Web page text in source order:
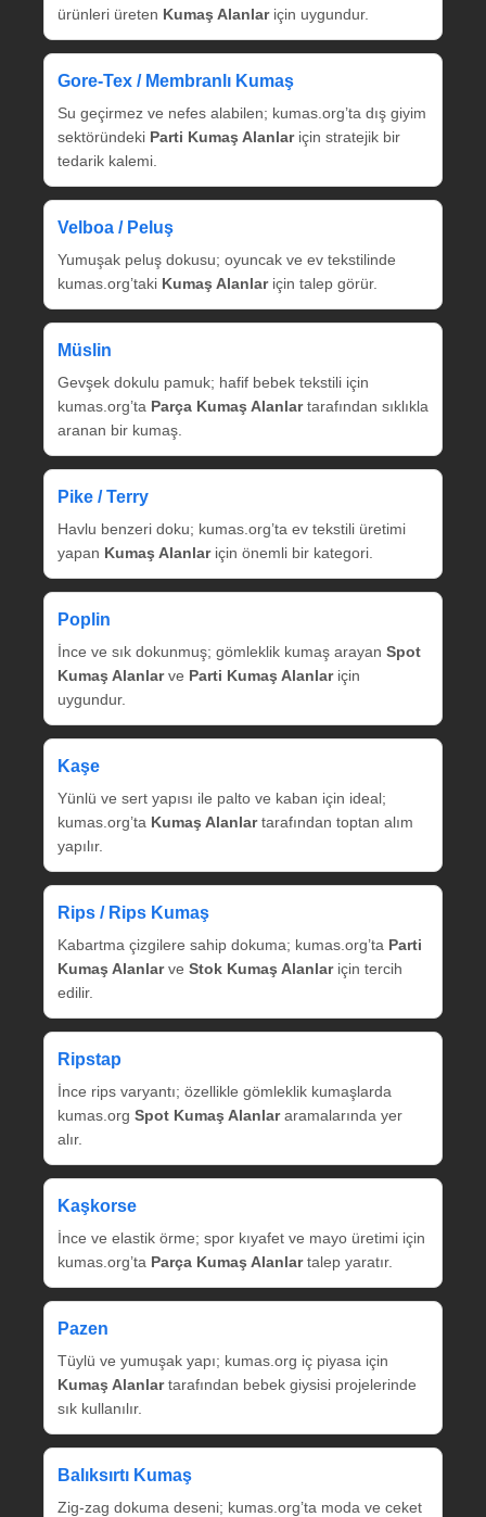
ürünleri üreten Kumaş Alanlariçin uygundur.
Gore‑Tex / Membranlı Kumaş
Su geçirmez ve nefes alabilen; kumas.org’ta dış giyim
sektöründeki Parti Kumaş Alanlariçin stratejik bir
tedarik kalemi.
Velboa / Peluş
Yumuşak peluş dokusu; oyuncak ve ev tekstilinde
kumas.org’taki Kumaş Alanlariçin talep görür.
Müslin
Gevşek dokulu pamuk; hafif bebek tekstili için
kumas.org’ta Parça Kumaş Alanlartarafından sıklıkla
aranan bir kumaş.
Pike / Terry
Havlu benzeri doku; kumas.org’ta ev tekstili üretimi
yapan Kumaş Alanlariçin önemli bir kategori.
Poplin
İnce ve sık dokunmuş; gömleklik kumaş arayan Spot
Kumaş Alanlarve Parti Kumaş Alanlariçin
uygundur.
Kaşe
Yünlü ve sert yapısı ile palto ve kaban için ideal;
kumas.org’ta Kumaş Alanlartarafından toptan alım
yapılır.
Rips / Rips Kumaş
Kabartma çizgilere sahip dokuma; kumas.org’ta Parti
Kumaş Alanlarve Stok Kumaş Alanlariçin tercih
edilir.
Ripstap
İnce rips varyantı; özellikle gömleklik kumaşlarda
kumas.org Spot Kumaş Alanlararamalarında yer
alır.
Kaşkorse
İnce ve elastik örme; spor kıyafet ve mayo üretimi için
kumas.org’ta Parça Kumaş Alanlartalep yaratır.
Pazen
Tüylü ve yumuşak yapı; kumas.org iç piyasa için
Kumaş Alanlartarafından bebek giysisi projelerinde
sık kullanılır.
Balıksırtı Kumaş
Zig‑zag dokuma deseni; kumas.org’ta moda ve ceket